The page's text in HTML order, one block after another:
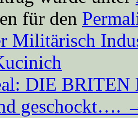
für den
Militärisch
DIE
geschockt….